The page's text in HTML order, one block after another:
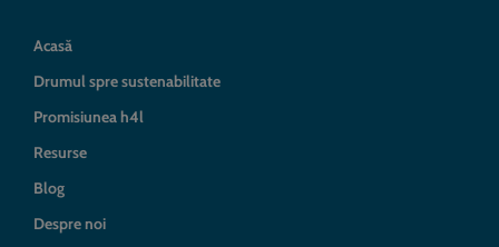
Acasă
Drumul spre sustenabilitate
Promisiunea h4l
Resurse
Blog
Despre noi